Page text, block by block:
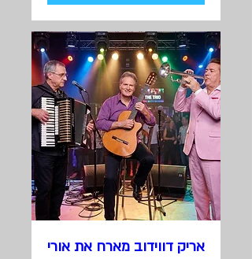
אריק דווידוב מארח את אורי